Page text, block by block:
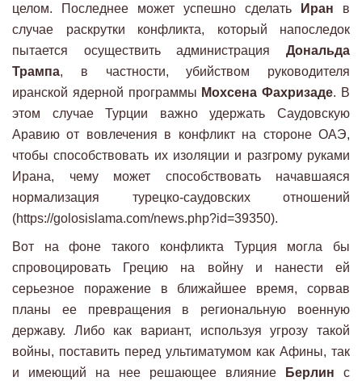
целом. Последнее может успешно сделать
Иран в
случае раскрутки конфликта, который напоследок
пытается осуществить администрация Дональда
Трампа, в частности, убийством руководителя
иранской ядерной программы Мохсена Фахризаде. В
этом случае Турции важно удержать Саудовскую
Аравию от вовлечения в конфликт на стороне ОАЭ,
чтобы способствовать их изоляции и разгрому руками
Ирана, чему может способствовать начавшаяся
нормализация турецко-саудовских отношений
(https://golosislama.com/news.php?id=39350).
Вот на фоне такого конфликта Турция могла бы
спровоцировать Грецию на войну и нанести ей
серьезное поражение в ближайшее время, сорвав
планы ее превращения в региональную военную
державу. Либо как вариант, используя угрозу такой
войны, поставить перед ультиматумом как Афины, так
и имеющий на нее решающее влияние
Берлин с